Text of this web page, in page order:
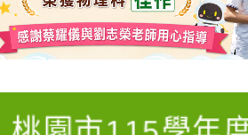
結果(第4招)】
第1學期第9次代
4招)
結果(第12招)】
第1學期第7次代
桃園市115學年